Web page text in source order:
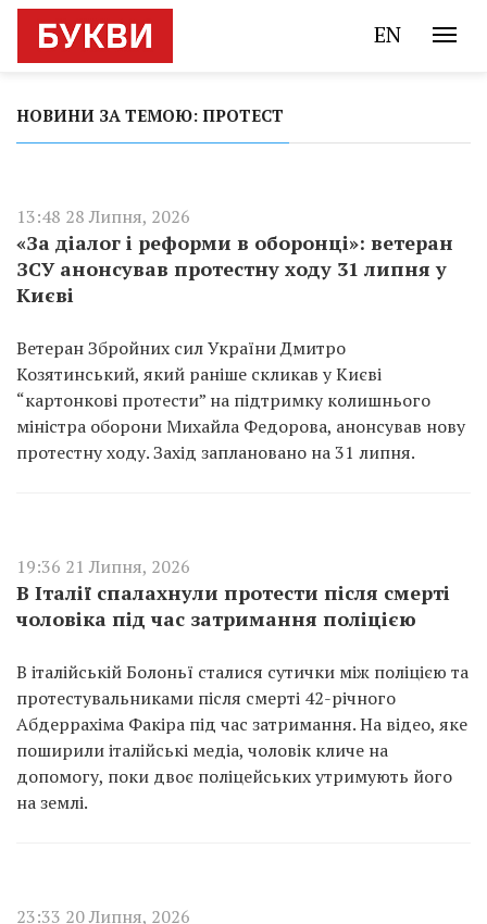
EN
НОВИНИ ЗА ТЕМОЮ: ПРОТЕСТ
13:48 28 Липня, 2026
«За діалог і реформи в оборонці»: ветеран
ЗСУ анонсував протестну ходу 31 липня у
Києві
Ветеран Збройних сил України Дмитро
Козятинський, який раніше скликав у Києві
“картонкові протести” на підтримку колишнього
міністра оборони Михайла Федорова, анонсував нову
протестну ходу. Захід заплановано на 31 липня.
19:36 21 Липня, 2026
В Італії спалахнули протести після смерті
чоловіка під час затримання поліцією
В італійській Болоньї сталися сутички між поліцією та
протестувальниками після смерті 42-річного
Абдеррахіма Факіра під час затримання. На відео, яке
поширили італійські медіа, чоловік кличе на
допомогу, поки двоє поліцейських утримують його
на землі.
23:33 20 Липня, 2026